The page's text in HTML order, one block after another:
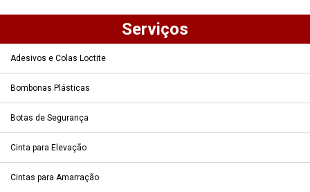
Serviços
Adesivos e Colas Loctite
Bombonas Plásticas
Botas de Segurança
Cinta para Elevação
Cintas para Amarração